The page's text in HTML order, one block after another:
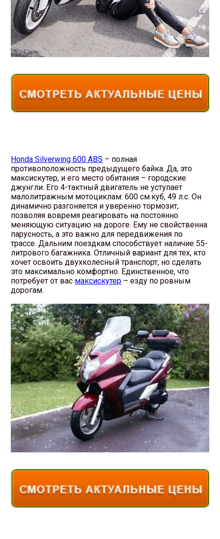
Honda Silverwing 600 ABS – полная
противоположность предыдущего байка. Да, это
максискутер, и его место обитания – городские
джунгли. Его 4-тактный двигатель не уступает
малолитражным мотоциклам: 600 см.куб, 49 л.с. Он
динамично разгоняется и уверенно тормозит,
позволяя вовремя реагировать на постоянно
меняющую ситуацию на дороге. Ему не свойственна
парусность, а это важно для передвижения по
трассе. Дальним поездкам способствует наличие 55-
литрового багажника. Отличный вариант для тех, кто
хочет освоить двухколесный транспорт, но сделать
это максимально комфортно. Единственное, что
потребует от вас максискутер – езду по ровным
дорогам.